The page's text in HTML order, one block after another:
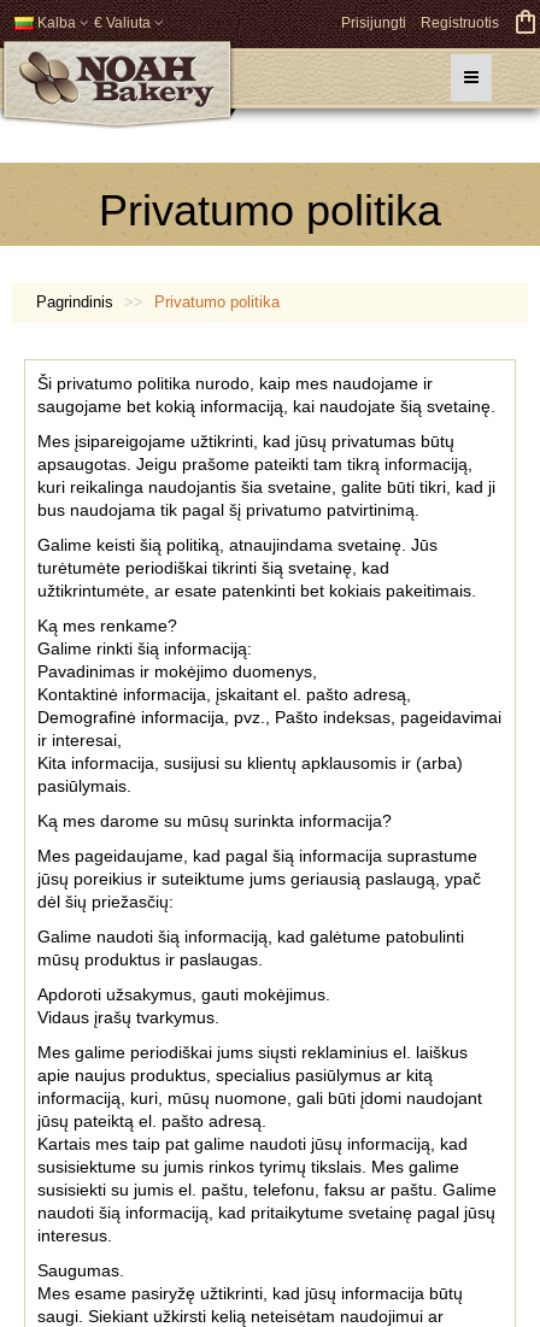
Kalba € Valiuta Prisijungti Registruotis
Privatumo politika
Pagrindinis Privatumo politika
Ši privatumo politika nurodo, kaip mes naudojame ir
saugojame bet kokią informaciją, kai naudojate šią svetainę.
Mes įsipareigojame užtikrinti, kad jūsų privatumas būtų
apsaugotas. Jeigu prašome pateikti tam tikrą informaciją,
kuri reikalinga naudojantis šia svetaine, galite būti tikri, kad ji
bus naudojama tik pagal šį privatumo patvirtinimą.
Galime keisti šią politiką, atnaujindama svetainę. Jūs
turėtumėte periodiškai tikrinti šią svetainę, kad
užtikrintumėte, ar esate patenkinti bet kokiais pakeitimais.
Ką mes renkame?
Galime rinkti šią informaciją:
Pavadinimas ir mokėjimo duomenys,
Kontaktinė informacija, įskaitant el. pašto adresą,
Demografinė informacija, pvz., Pašto indeksas, pageidavimai
ir interesai,
Kita informacija, susijusi su klientų apklausomis ir (arba)
pasiūlymais.
Ką mes darome su mūsų surinkta informacija?
Mes pageidaujame, kad pagal šią informacija suprastume
jūsų poreikius ir suteiktume jums geriausią paslaugą, ypač
dėl šių priežasčių:
Galime naudoti šią informaciją, kad galėtume patobulinti
mūsų produktus ir paslaugas.
Apdoroti užsakymus, gauti mokėjimus.
Vidaus įrašų tvarkymus.
Mes galime periodiškai jums siųsti reklaminius el. laiškus
apie naujus produktus, specialius pasiūlymus ar kitą
informaciją, kuri, mūsų nuomone, gali būti įdomi naudojant
jūsų pateiktą el. pašto adresą.
Kartais mes taip pat galime naudoti jūsų informaciją, kad
susisiektume su jumis rinkos tyrimų tikslais. Mes galime
susisiekti su jumis el. paštu, telefonu, faksu ar paštu. Galime
naudoti šią informaciją, kad pritaikytume svetainę pagal jūsų
interesus.
Saugumas.
Mes esame pasiryžę užtikrinti, kad jūsų informacija būtų
saugi. Siekiant užkirsti kelią neteisėtam naudojimui ar